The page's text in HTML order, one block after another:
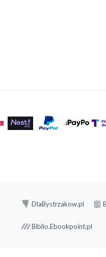
DlaBystrzakow.pl
Biblio.Ebookpoint.pl